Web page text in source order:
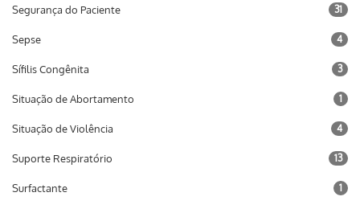
Segurança do Paciente 31
Sepse 4
Sífilis Congênita 3
Situação de Abortamento 1
Situação de Violência 4
Suporte Respiratório 13
Surfactante 1